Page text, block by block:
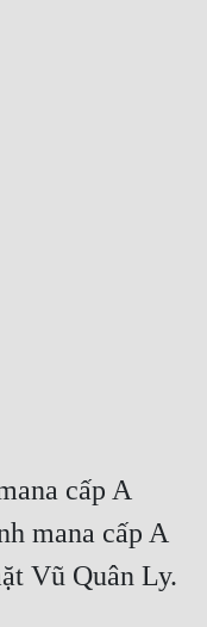
cấp A
mana cấp A
Vũ Quân Ly.